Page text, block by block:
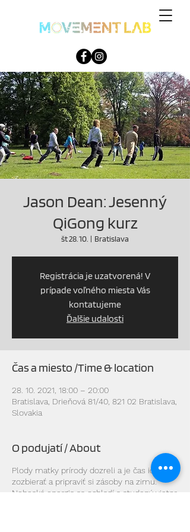
Jason Dean: Jesenný
QiGong kurz
št 28. 10.
  |
Bratislava
Registrácia je uzatvorená! V
prípade voľného miesta Vás
kontatujeme
Ďalšie udalosti
Čas a miesto /Time & location
28. 10. 2021, 18:00 – 20:00
Bratislava, Drieňová 81/40, 821 02 Bratislava,
Slovakia
O podujatí / About
Plody matky prírody dozreli a je čas ich
zozbierať a pripraviť si zásoby na zimu.
Nebeská energia sa ochladí a studený vietor